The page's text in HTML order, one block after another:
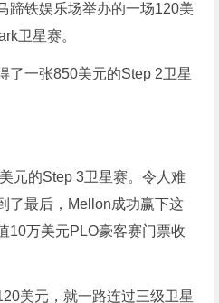
蹄铁娱乐场举办的一场120美
卫星赛。
了一张850美元的Step 2卫星
元的Step 3卫星赛。令人难
了最后，Mellon成功赢下这
10万美元PLO豪客赛门票收
美元，就一路连过三级卫星